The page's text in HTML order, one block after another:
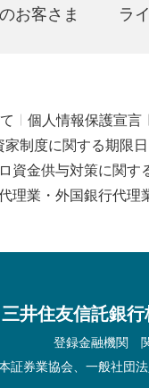
お客さま ラ
個人情報保護宣言
家制度に関する期限日
資金供与対策に関
理業・外国銀行代理
三井住友信託銀
登録金融機関
券業協会、一般社団